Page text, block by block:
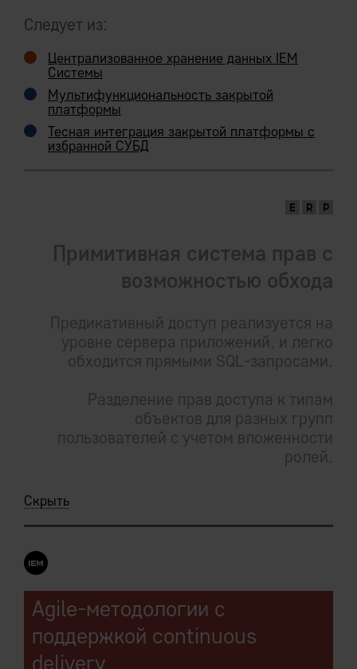
фиксации транзакций, неполное
Необходимость в отдельных системах
управления очередями сообщений
Следует из:
Централизованное хранение данных IEM
Системы
Мультифункциональность закрытой
платформы
Тесная интеграция закрытой платформы с
избранной СУБД
Примитивная система прав с
возможностью обхода
Предикативный доступ реализуется на
уровне сервера приложений, и легко
обходится прямыми SQL-запросами.
Разделение прав доступа к типам
объектов для разных групп
пользователей с учетом вложенности
ролей.
Скрыть
Agile-методологии с
поддержкой continuous
delivery